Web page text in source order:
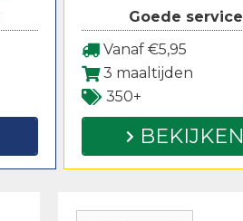
Goede service
Vanaf €5,95
3 maaltijden
350+
BEKIJKEN